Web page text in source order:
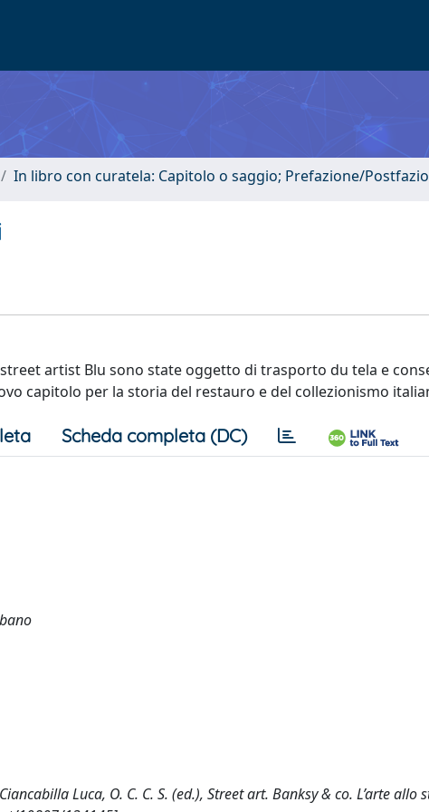
In libro con curatela: Capitolo o saggio; Prefazione/
artist Blu sono state oggetto di trasporto du tela e
capitolo per la storia del restauro e del collezionismo
Scheda completa (DC)
Luca, O. C. C. S. (ed.), Street art. Banksy & co. L’arte allo